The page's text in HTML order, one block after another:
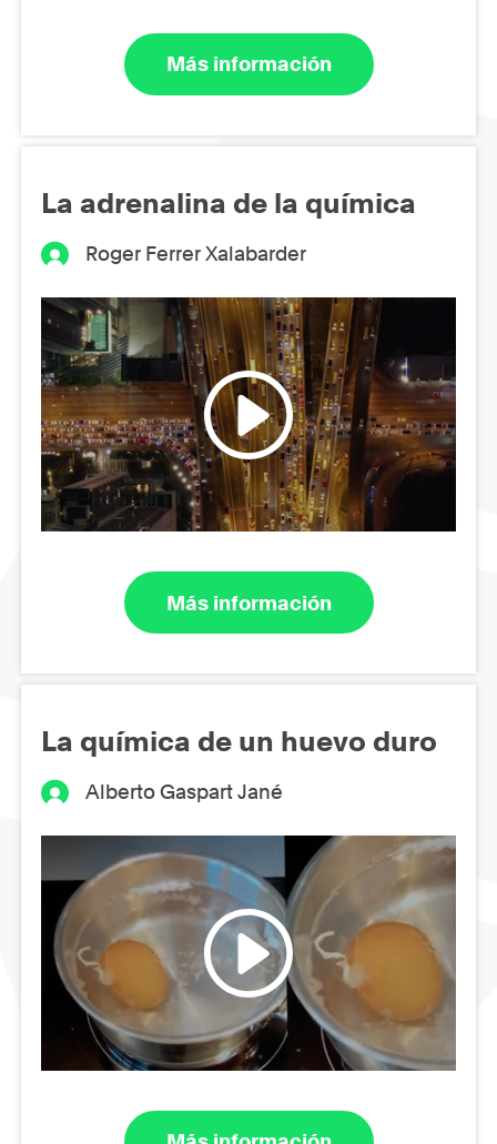
Más información
La adrenalina de la química
Roger Ferrer Xalabarder
Más información
La química de un huevo duro
Alberto Gaspart Jané